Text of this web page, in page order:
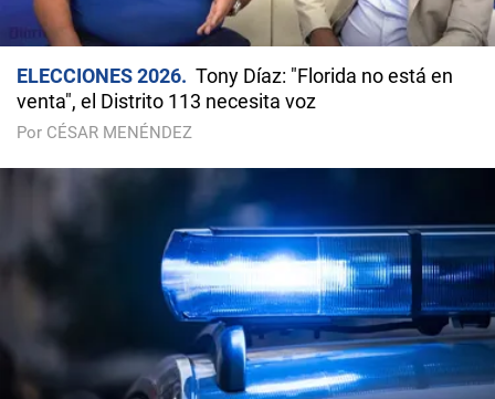
ELECCIONES 2026
Tony Díaz: "Florida no está en
venta", el Distrito 113 necesita voz
Por CÉSAR MENÉNDEZ